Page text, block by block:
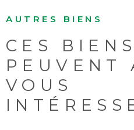
AUTRES BIENS
CES BIENS
PEUVENT
VOUS